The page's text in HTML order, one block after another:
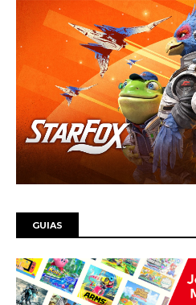
GUIAS